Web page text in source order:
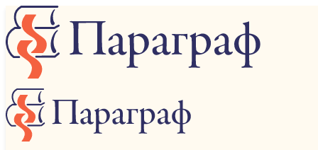
О нас